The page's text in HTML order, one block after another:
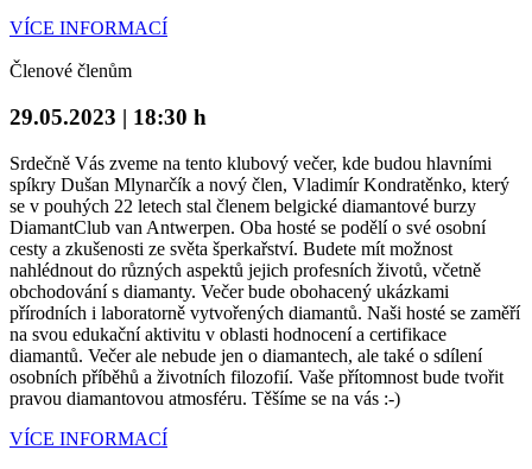
VÍCE INFORMACÍ
Členové členům
29.05.2023 | 18:30 h
Srdečně Vás zveme na tento klubový večer, kde budou hlavními
spíkry Dušan Mlynarčík a nový člen, Vladimír Kondratěnko, který
se v pouhých 22 letech stal členem belgické diamantové burzy
DiamantClub van Antwerpen. Oba hosté se podělí o své osobní
cesty a zkušenosti ze světa šperkařství. Budete mít možnost
nahlédnout do různých aspektů jejich profesních životů, včetně
obchodování s diamanty. Večer bude obohacený ukázkami
přírodních i laboratorně vytvořených diamantů. Naši hosté se zaměří
na svou edukační aktivitu v oblasti hodnocení a certifikace
diamantů. Večer ale nebude jen o diamantech, ale také o sdílení
osobních příběhů a životních filozofií. Vaše přítomnost bude tvořit
pravou diamantovou atmosféru. Těšíme se na vás :-)
VÍCE INFORMACÍ